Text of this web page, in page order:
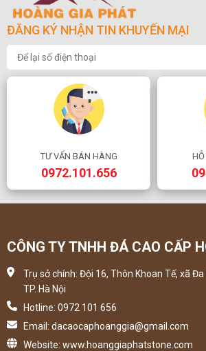
ĐĂNG KÝ NHẬN TIN KHUYẾN MẠI
TƯ VẤN BÁN HÀNG
0972.101.656
CÔNG TY TNHH ĐÁ CAO CẤP
Trụ sở chính: Đội 16, Thôn Khoan Tế, xã
TP. Hà Nội
Hotline: 0972 101 656
Email: dacaocaphoanggia@gmail.com
Website: www.hoanggiaphatstone.com